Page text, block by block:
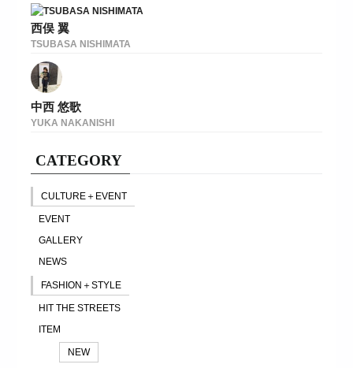
西俣 翼
TSUBASA NISHIMATA
中西 悠歌
YUKA NAKANISHI
CATEGORY
CULTURE＋EVENT
EVENT
GALLERY
NEWS
FASHION＋STYLE
HIT THE STREETS
ITEM
NEW